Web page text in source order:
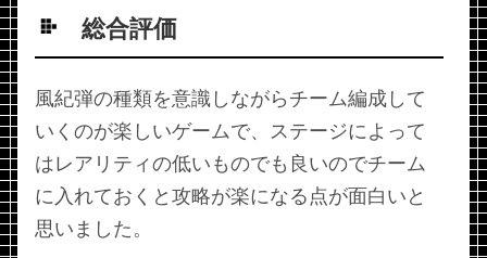
総合評価
風紀弾の種類を意識しながらチーム編成して
いくのが楽しいゲームで、ステージによって
はレアリティの低いものでも良いのでチーム
に入れておくと攻略が楽になる点が面白いと
思いました。